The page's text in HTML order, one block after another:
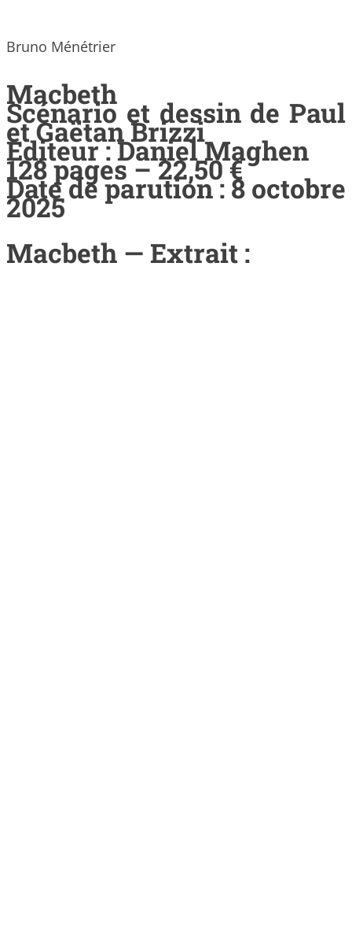
Bruno Ménétrier
Macbeth
Scénario et dessin de Paul
et Gaëtan Brizzi
Editeur : Daniel Maghen
128 pages – 22,50 €
Date de parution : 8 octobre
2025
Macbeth — Extrait :